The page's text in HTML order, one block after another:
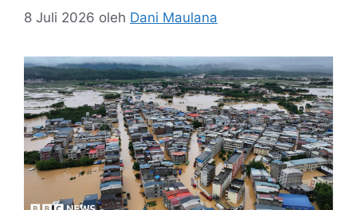
8 Juli 2026 oleh Dani Maulana